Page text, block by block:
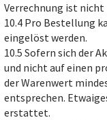
Verrechnung ist
10.4 Pro Bestellung
eingelöst werden.
10.5 Sofern sich der
und nicht auf einen
der Warenwert
entsprechen.
erstattet.